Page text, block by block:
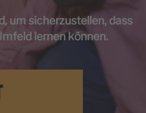
um sicherzustellen, dass
lernen können.